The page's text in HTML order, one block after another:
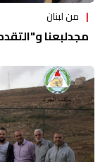
من لبنان
مجدلبعنا